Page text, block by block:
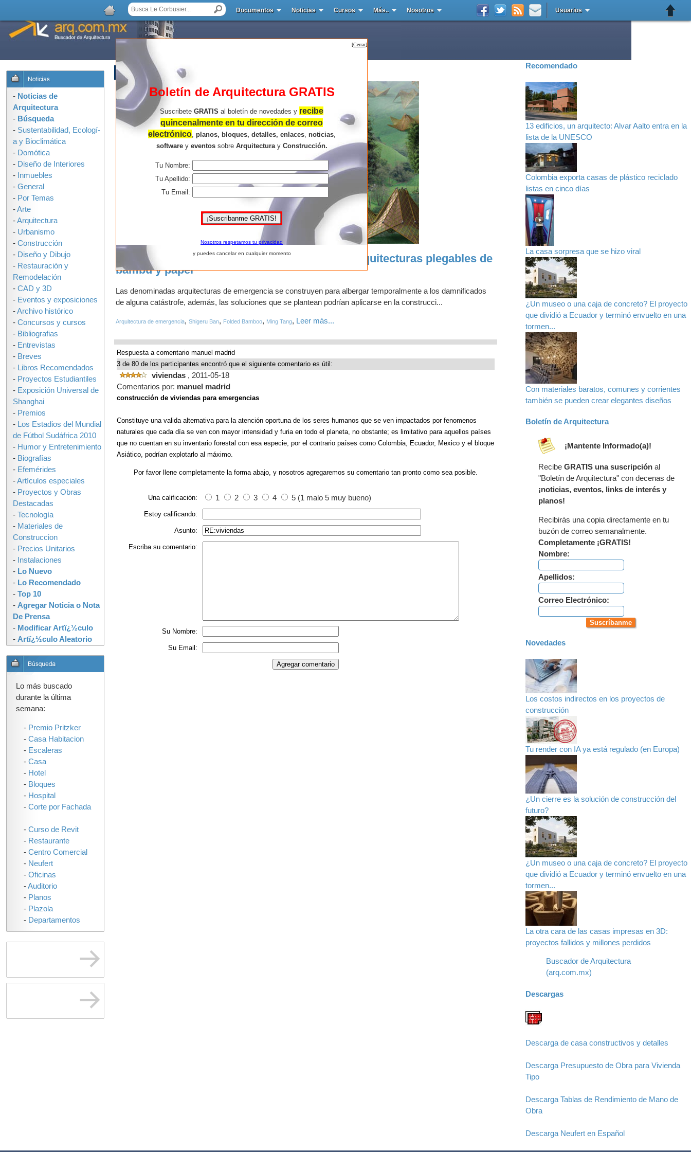
Documentos Noticias Cursos Más.. Nosotros Usuarios
AGREGAR COMENTARIO
Para después de un catástrofe: Innovadoras arquitecturas plegables de
bambú y papel
Las denominadas arquitecturas de emergencia se construyen para albergar temporalmente a los damnificados
de alguna catástrofe, además, las soluciones que se plantean podrían aplicarse en la construcci...
Arquitectura de emergencia, Shigeru Ban, Folded Bamboo, Ming Tang, Leer más...
Respuesta a comentario manuel madrid
3 de 80 de los participantes encontró que el siguiente comentario es útil:
viviendas , 2011-05-18
Comentarios por: manuel madrid
construcción de viviendas para emergencias
Constituye una valida alternativa para la atención oportuna de los seres humanos que se ven impactados por fenomenos
naturales que cada día se ven con mayor intensidad y furia en todo el planeta, no obstante; es limitativo para aquellos países
que no cuentan en su inventario forestal con esa especie, por el contrario países como Colombia, Ecuador, Mexico y el bloque
Asiático, podrían explotarlo al máximo.
Por favor llene completamente la forma abajo, y nosotros agregaremos su comentario tan pronto como sea posible.
Una calificación: 1 2 3 4 5 (1 malo 5 muy bueno)
Estoy calificando:
Asunto:
Escriba su comentario:
Su Nombre:
Su Email:
Recomendado
13 edificios, un arquitecto: Alvar Aalto entra en la
lista de la UNESCO
Colombia exporta casas de plástico reciclado
listas en cinco días
La casa sorpresa que se hizo viral
¿Un museo o una caja de concreto? El proyecto
que dividió a Ecuador y terminó envuelto en una
tormen...
Con materiales baratos, comunes y corrientes
también se pueden crear elegantes diseños
Boletín de Arquitectura
¡Mantente Informado(a)!
Recibe GRATIS una suscripción al
"Boletín de Arquitectura" con decenas de
¡noticias, eventos, links de interés y
planos!
Recibirás una copia directamente en tu
buzón de correo semanalmente.
Completamente ¡GRATIS!
Nombre:
Apellidos:
Correo Electrónico:
Novedades
Los costos indirectos en los proyectos de
construcción
Tu render con IA ya está regulado (en Europa)
¿Un cierre es la solución de construcción del
futuro?
¿Un museo o una caja de concreto? El proyecto
que dividió a Ecuador y terminó envuelto en una
tormen...
La otra cara de las casas impresas en 3D:
proyectos fallidos y millones perdidos
Buscador de Arquitectura
(arq.com.mx)
Descargas
Descarga de casa constructivos y detalles
Descarga Presupuesto de Obra para Vivienda
Tipo
Descarga Tablas de Rendimiento de Mano de
Obra
Descarga Neufert en Español
[Cerrar]
Boletín de Arquitectura GRATIS
Suscribete GRATIS al boletín de novedades y recibe
quincenalmente en tu dirección de correo
electrónico, planos, bloques, detalles, enlaces, noticias,
softwarey eventossobre Arquitecturay Construcción.
Tu Nombre:
Tu Apellido:
Tu Email:
Nosotros respetamos tu privacidad
y puedes cancelar en cualquier momento
- Noticias de
Arquitectura
- Búsqueda
- Sustentabilidad, Ecologí­
a y Bioclimática
- Domótica
- Diseño de Interiores
- Inmuebles
- General
- Por Temas
-Arte
-Arquitectura
- Urbanismo
- Construcción
- Diseño y Dibujo
- Restauración y
Remodelación
- CAD y 3D
- Eventos y exposiciones
-Archivo histórico
- Concursos y cursos
- Bibliografias
- Entrevistas
- Breves
- Libros Recomendados
- Proyectos Estudiantiles
- Exposición Universal de
Shanghai
- Premios
- Los Estadios del Mundial
de Fútbol Sudáfrica 2010
- Humor y Entretenimiento
- Biografías
- Efemérides
-Artículos especiales
- Proyectos y Obras
Destacadas
- Tecnología
- Materiales de
Construccion
- Precios Unitarios
- Instalaciones
- Lo Nuevo
- Lo Recomendado
- Top 10
- Agregar Noticia o Nota
De Prensa
- Modificar Artï¿½culo
- Artï¿½culo Aleatorio
Lo más buscado
durante la última
semana:
- Premio Pritzker
- Casa Habitacion
- Escaleras
- Casa
- Hotel
- Bloques
- Hospital
- Corte por Fachada
- Curso de Revit
- Restaurante
- Centro Comercial
- Neufert
- Oficinas
-Auditorio
- Planos
- Plazola
- Departamentos